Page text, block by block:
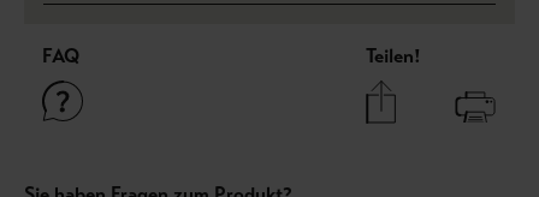
FAQ Teilen!